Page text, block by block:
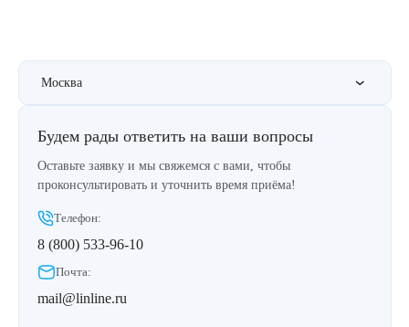
Москва
Будем рады ответить на ваши вопросы
Оставьте заявку и мы свяжемся с вами, чтобы
проконсультировать и уточнить время приёма!
Телефон:
8 (800) 533-96-10
Почта:
mail@linline.ru